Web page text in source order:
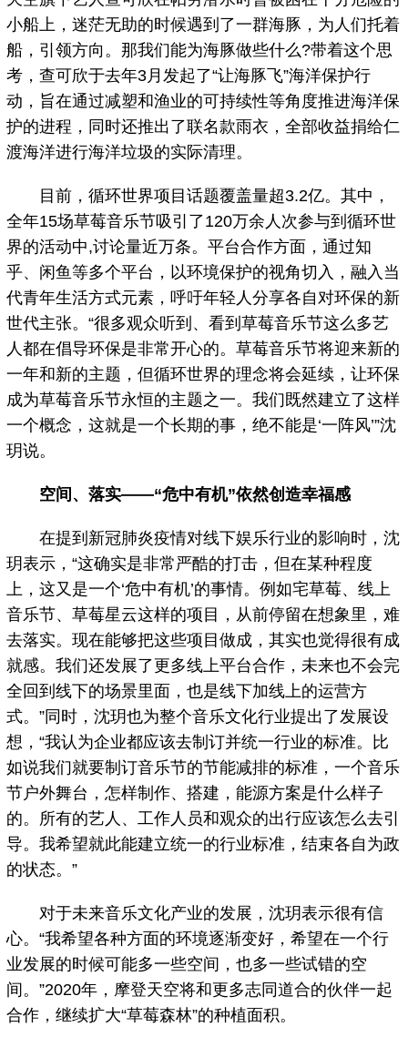
小船上，迷茫无助的时候遇到了一群海豚，为人们托着
船，引领方向。那我们能为海豚做些什么?带着这个思
考，查可欣于去年3月发起了“让海豚飞”海洋保护行
动，旨在通过减塑和渔业的可持续性等角度推进海洋保
护的进程，同时还推出了联名款雨衣，全部收益捐给仁
渡海洋进行海洋垃圾的实际清理。
目前，循环世界项目话题覆盖量超3.2亿。其中，
全年15场草莓音乐节吸引了120万余人次参与到循环世
界的活动中,讨论量近万条。平台合作方面，通过知
乎、闲鱼等多个平台，以环境保护的视角切入，融入当
代青年生活方式元素，呼吁年轻人分享各自对环保的新
世代主张。“很多观众听到、看到草莓音乐节这么多艺
人都在倡导环保是非常开心的。草莓音乐节将迎来新的
一年和新的主题，但循环世界的理念将会延续，让环保
成为草莓音乐节永恒的主题之一。我们既然建立了这样
一个概念，这就是一个长期的事，绝不能是‘一阵风’”沈
玥说。
空间、落实——“危中有机”依然创造幸福感
在提到新冠肺炎疫情对线下娱乐行业的影响时，沈
玥表示，“这确实是非常严酷的打击，但在某种程度
上，这又是一个‘危中有机’的事情。例如宅草莓、线上
音乐节、草莓星云这样的项目，从前停留在想象里，难
去落实。现在能够把这些项目做成，其实也觉得很有成
就感。我们还发展了更多线上平台合作，未来也不会完
全回到线下的场景里面，也是线下加线上的运营方
式。”同时，沈玥也为整个音乐文化行业提出了发展设
想，“我认为企业都应该去制订并统一行业的标准。比
如说我们就要制订音乐节的节能减排的标准，一个音乐
节户外舞台，怎样制作、搭建，能源方案是什么样子
的。所有的艺人、工作人员和观众的出行应该怎么去引
导。我希望就此能建立统一的行业标准，结束各自为政
的状态。”
对于未来音乐文化产业的发展，沈玥表示很有信
心。“我希望各种方面的环境逐渐变好，希望在一个行
业发展的时候可能多一些空间，也多一些试错的空
间。”2020年，摩登天空将和更多志同道合的伙伴一起
合作，继续扩大“草莓森林”的种植面积。